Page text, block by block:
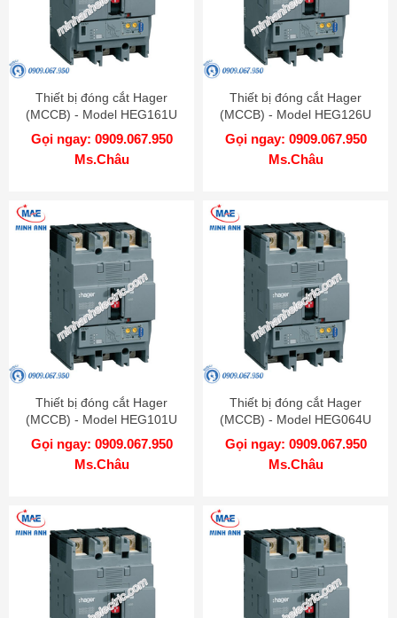
Thiết bị đóng cắt Hager
(MCCB) - Model HEG161U
Gọi ngay: 0909.067.950
Ms.Châu
Thiết bị đóng cắt Hager
(MCCB) - Model HEG126U
Gọi ngay: 0909.067.950
Ms.Châu
Thiết bị đóng cắt Hager
(MCCB) - Model HEG101U
Gọi ngay: 0909.067.950
Ms.Châu
Thiết bị đóng cắt Hager
(MCCB) - Model HEG064U
Gọi ngay: 0909.067.950
Ms.Châu